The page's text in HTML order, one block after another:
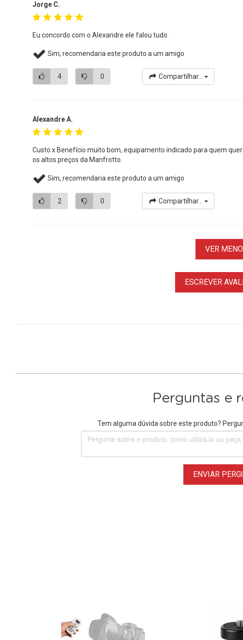
Jorge C.
Eu concordo com o Alexandre ele falou tudo.
Sim, recomendaria este produto a um amigo
4 0 Compartilhar...
Alexandre A.
Custo x Benefício muito bom, equipamento indicado para quem
os altos preços da Manfrotto.
Sim, recomendaria este produto a um amigo
2 0 Compartilhar...
VER
ESCREVER
Perguntas e
Tem alguma dúvida sobre este produto?
ENVIAR